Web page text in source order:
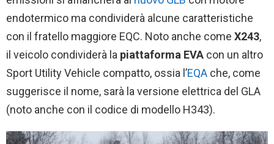
endotermico ma condividerà alcune caratteristiche
con il fratello maggiore EQC. Noto anche come X243,
il veicolo condividerà la piattaforma EVA con un altro
Sport Utility Vehicle compatto, ossia l’EQA che, come
suggerisce il nome, sarà la versione elettrica del GLA
(noto anche con il codice di modello H343).